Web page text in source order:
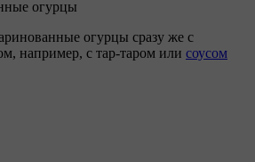
огурцы сразу же с
например, с тар-таром или соусом